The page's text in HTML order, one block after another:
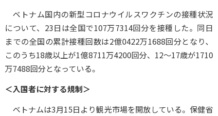
ベトナム国内の新型コロナウイルスワクチンの接種状況
について、23日は全国で107万7314回分を接種した。同日
までの全国の累計接種回数は2億0422万1688回分となり、
このうち18歳以上が1億8711万4200回分、12～17歳が1710
万7488回分となっている。
＜入国者に対する規制＞
ベトナムは3月15日より観光市場を開放している。保健省